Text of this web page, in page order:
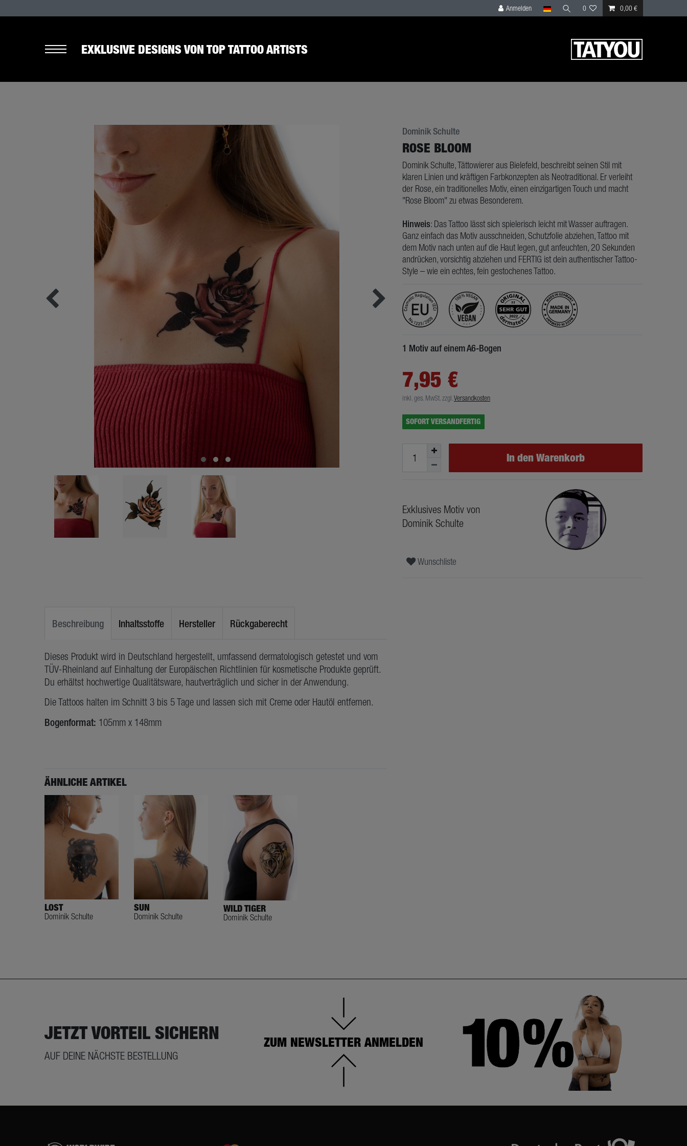
Anmelden 0 0,00 €
EXKLUSIVE DESIGNS VON TOP TATTOO ARTISTS
Dominik Schulte
ROSE BLOOM
Dominik Schulte, Tättowierer aus Bielefeld, beschreibt seinen Stil mit
klaren Linien und kräftigen Farbkonzepten als Neotraditional. Er verleiht
der Rose, ein traditionelles Motiv, einen einzigartigen Touch und macht
"Rose Bloom" zu etwas Besonderem.
Hinweis: Das Tattoo lässt sich spielerisch leicht mit Wasser auftragen.
Ganz einfach das Motiv ausschneiden, Schutzfolie abziehen, Tattoo mit
dem Motiv nach unten auf die Haut legen, gut anfeuchten, 20 Sekunden
andrücken, vorsichtig abziehen und FERTIG ist dein authentischer Tattoo-
Style – wie ein echtes, fein gestochenes Tattoo.
1 Motiv auf einem A6-Bogen
7,95 €
inkl. ges. MwSt.zzgl.Versandkosten
SOFORT VERSANDFERTIG
In den Warenkorb
Exklusives Motiv von
Dominik Schulte
Wunschliste
Beschreibung Inhaltsstoffe Hersteller Rückgaberecht
Dieses Produkt wird in Deutschland hergestellt, umfassend dermatologisch getestet und vom
TÜV-Rheinland auf Einhaltung der Europäischen Richtlinien für kosmetische Produkte geprüft.
Du erhältst hochwertige Qualitätsware, hautverträglich und sicher in der Anwendung.
Die Tattoos halten im Schnitt 3 bis 5 Tage und lassen sich mit Creme oder Hautöl entfernen.
Bogenformat: 105mm x 148mm
ÄHNLICHE ARTIKEL
LOST
Dominik Schulte
SUN
Dominik Schulte
WILD TIGER
Dominik Schulte
JETZT VORTEIL SICHERN
AUF DEINE NÄCHSTE BESTELLUNG
ZUM NEWSLETTER ANMELDEN